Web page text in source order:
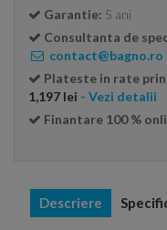
Garantie: 5 ani
Consultanta de
contact@bagno.ro
Plateste in rate
1,197 lei - Vezi detalii
Finantare 100 %
Descriere